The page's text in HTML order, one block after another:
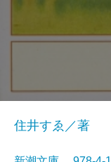
住井すゑ／著